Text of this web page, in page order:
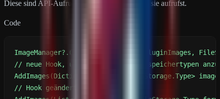
Diese sind API-Aufrufe, was bedeutet, dass du sie aufrufst.
Code